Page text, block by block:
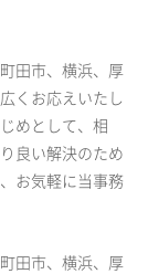
田市、横浜、厚
くお応えいたし
めとして、相
良い解決のため
お気軽に当事務
田市、横浜、厚